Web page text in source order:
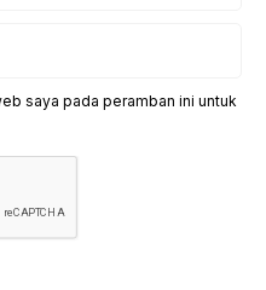
saya pada peramban ini untuk